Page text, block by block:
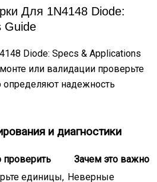
Для 1N4148 Diode:
Guide
Diode: Specs & Applications
или валидации проверьте
определяют надежность
и диагностики
проверить Зачем это важно
единицы, Неверные